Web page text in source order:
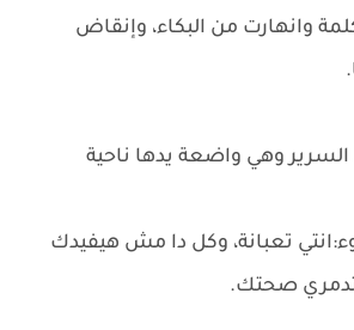
وانهارت من البكاء، وإنقاض
وهي واضعة يدها ناحية
تعبانة، وكل دا مش هيفيدك
صحتك.